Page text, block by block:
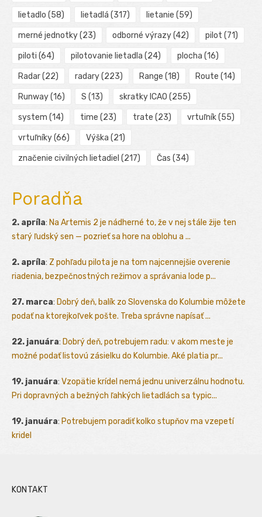
lietadlo (58) lietadlá (317) lietanie (59)
merné jednotky(23) odborné výrazy(42) pilot (71)
piloti (64) pilotovanie lietadla (24) plocha (16)
Radar(22) radary(223) Range (18) Route (14)
Runway(16) S (13) skratky ICAO (255)
system (14) time (23) trate (23) vrtuľník(55)
vrtuľníky(66) Výška (21)
značenie civilných lietadiel (217) Čas (34)
Poradňa
2. apríla: Na Artemis 2 je nádherné to, že v nej stále žije ten
starý ľudský sen — pozrieť sa hore na oblohu a ...
2. apríla: Z pohľadu pilota je na tom najcennejšie overenie
riadenia, bezpečnostných režimov a správania lode p...
27. marca: Dobrý deň, balík zo Slovenska do Kolumbie môžete
podať na ktorejkoľvek pošte. Treba správne napísať ...
22. januára: Dobrý deň, potrebujem radu: v akom meste je
možné podať listovú zásielku do Kolumbie. Aké platia pr...
19. januára: Vzopätie krídel nemá jednu univerzálnu hodnotu.
Pri dopravných a bežných ľahkých lietadlách sa typic...
19. januára: Potrebujem poradiť kolko stupňov ma vzepetí
kridel
KONTAKT